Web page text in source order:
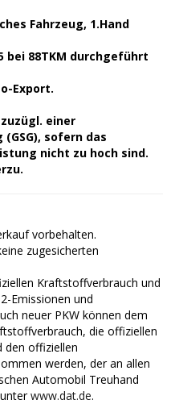
Fahrzeug, 1.Hand
bei 88TKM durchgeführt
Export.
einer
sofern das
nicht zu hoch sind.
vorbehalten.
zugesicherten
Kraftstoffverbrauch und
Emissionen und
neuer PKW können dem
die offiziellen
den offiziellen
werden, der an allen
Automobil Treuhand
www.dat.de.